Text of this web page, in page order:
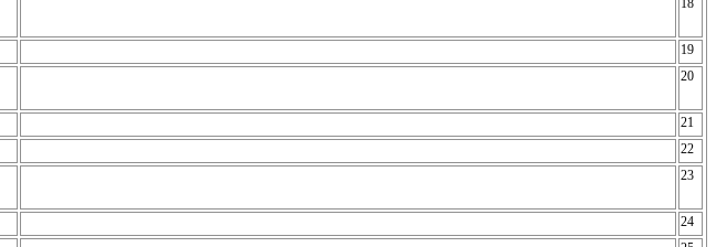
18
19
20
21
22
23
24